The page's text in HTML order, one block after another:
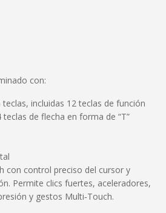
con:
teclas, incluidas 12 teclas de función
de flecha en forma de “T”
con control preciso del cursor y
Permite clics fuertes, aceleradores,
y gestos Multi‑Touch.